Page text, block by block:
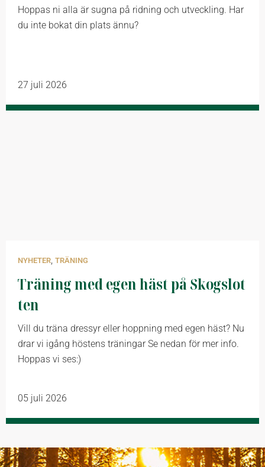
Hoppas ni alla är sugna på ridning och utveckling. Har
du inte bokat din plats ännu?
27 juli 2026
NYHETER, TRÄNING
Träning med egen häst på Skogslot
ten
Vill du träna dressyr eller hoppning med egen häst? Nu
drar vi igång höstens träningar Se nedan för mer info.
Hoppas vi ses:)
05 juli 2026